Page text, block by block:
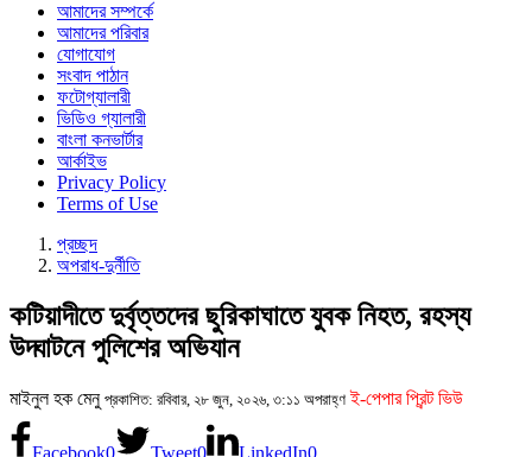
আমাদের সম্পর্কে
আমাদের পরিবার
যোগাযোগ
সংবাদ পাঠান
ফটোগ্যালারী
ভিডিও গ্যালারী
বাংলা কনভার্টার
আর্কাইভ
Privacy Policy
Terms of Use
প্রচ্ছদ
অপরাধ-দুর্নীতি
কটিয়াদীতে দুর্বৃত্তদের ছুরিকাঘাতে যুবক নিহত, রহস্য
উদ্ঘাটনে পুলিশের অভিযান
মাইনুল হক মেনু প্রকাশিত: রবিবার, ২৮ জুন, ২০২৬, ৩:১১ অপরাহ্ণ ই-পেপার প্রিন্ট ভিউ
Facebook0 Tweet0 LinkedIn0